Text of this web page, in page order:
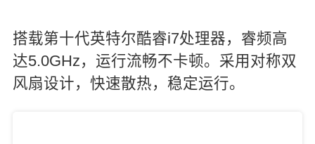
搭载第十代英特尔酷睿i7处理器，睿频高
达5.0GHz，运行流畅不卡顿。采用对称双
风扇设计，快速散热，稳定运行。